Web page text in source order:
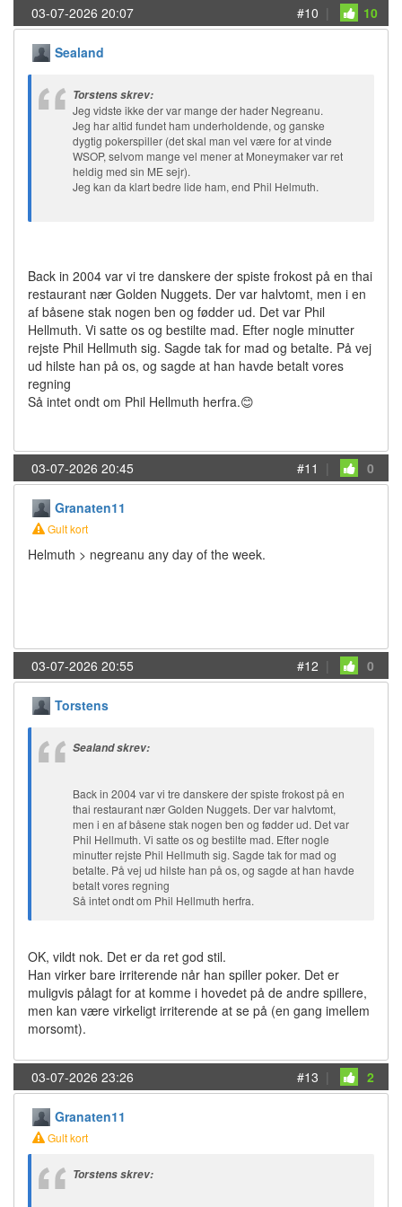
03-07-2026 20:07 #10 | 10
Sealand
Torstens skrev:
Jeg vidste ikke der var mange der hader Negreanu.
Jeg har altid fundet ham underholdende, og ganske
dygtig pokerspiller (det skal man vel være for at vinde
WSOP, selvom mange vel mener at Moneymaker var ret
heldig med sin ME sejr).
Jeg kan da klart bedre lide ham, end Phil Helmuth.
Back in 2004 var vi tre danskere der spiste frokost på en thai
restaurant nær Golden Nuggets. Der var halvtomt, men i en
af båsene stak nogen ben og fødder ud. Det var Phil
Hellmuth. Vi satte os og bestilte mad. Efter nogle minutter
rejste Phil Hellmuth sig. Sagde tak for mad og betalte. På vej
ud hilste han på os, og sagde at han havde betalt vores
regning
Så intet ondt om Phil Hellmuth herfra.😊
03-07-2026 20:45 #11 | 0
Granaten11
Gult kort
Helmuth > negreanu any day of the week.
03-07-2026 20:55 #12 | 0
Torstens
Sealand skrev:
Back in 2004 var vi tre danskere der spiste frokost på en
thai restaurant nær Golden Nuggets. Der var halvtomt,
men i en af båsene stak nogen ben og fødder ud. Det var
Phil Hellmuth. Vi satte os og bestilte mad. Efter nogle
minutter rejste Phil Hellmuth sig. Sagde tak for mad og
betalte. På vej ud hilste han på os, og sagde at han havde
betalt vores regning
Så intet ondt om Phil Hellmuth herfra.
OK, vildt nok. Det er da ret god stil.
Han virker bare irriterende når han spiller poker. Det er
muligvis pålagt for at komme i hovedet på de andre spillere,
men kan være virkeligt irriterende at se på (en gang imellem
morsomt).
03-07-2026 23:26 #13 | 2
Granaten11
Gult kort
Torstens skrev: